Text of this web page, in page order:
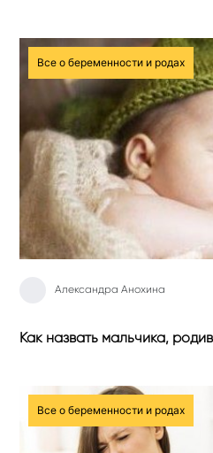
Все о беременности и родах
Александра Анохина
Как назвать мальчика,
Все о беременности и родах